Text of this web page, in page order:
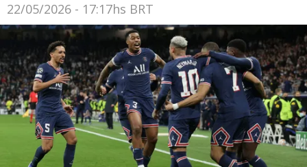
22/05/2026 - 17:17hs BRT